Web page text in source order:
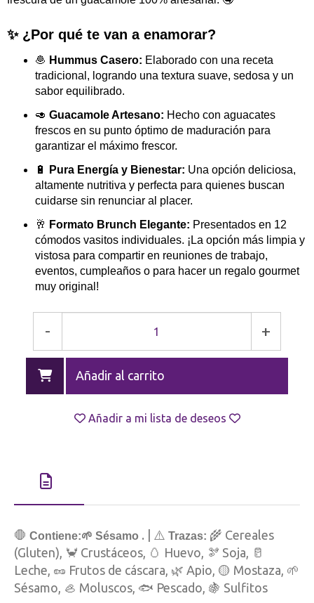
✨ ¿Por qué te van a enamorar?
🧆 Hummus Casero: Elaborado con una receta
tradicional, logrando una textura suave, sedosa y un
sabor equilibrado.
🥑 Guacamole Artesano: Hecho con aguacates
frescos en su punto óptimo de maduración para
garantizar el máximo frescor.
🔋
Pura Energía y Bienestar: Una opción deliciosa,
altamente nutritiva y perfecta para quienes buscan
cuidarse sin renunciar al placer.
🥂 Formato Brunch Elegante: Presentados en 12
cómodos vasitos individuales. ¡La opción más limpia y
vistosa para compartir en reuniones de trabajo,
eventos, cumpleaños o para hacer un regalo gourmet
muy original!
- +
Añadir al carrito
Añadir a mi lista de deseos
🛑 Contiene:🌱 Sésamo . | ⚠️ Trazas: 🌾 Cereales
(Gluten), 🦀 Crustáceos, 🥚 Huevo, 🫘 Soja, 🥛
Leche, 🥜 Frutos de cáscara, 🌿 Apio, 🟡 Mostaza, 🌱
Sésamo, 🦪 Moluscos, 🐟 Pescado, 🍇 Sulfitos